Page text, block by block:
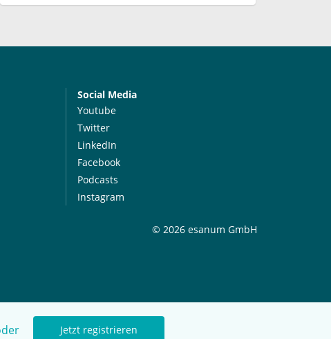
Jetzt registrieren
Social Media
Youtube
Twitter
LinkedIn
Facebook
Podcasts
Instagram
© 2026 esanum GmbH